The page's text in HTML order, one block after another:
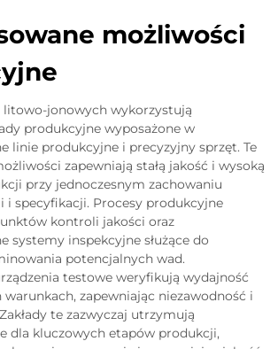
możliwości
jonowych wykorzystują
produkcyjne wyposażone w
linie produkcyjne i precyzyjny sprzęt. Te
zapewniają stałą jakość i wysoką
przy jednoczesnym zachowaniu
i specyfikacji. Procesy produkcyjne
kontroli jakości oraz
systemy inspekcyjne służące do
potencjalnych wad.
testowe weryfikują wydajność
zapewniając niezawodność i
te zazwyczaj utrzymują
dla kluczowych etapów produkcji,